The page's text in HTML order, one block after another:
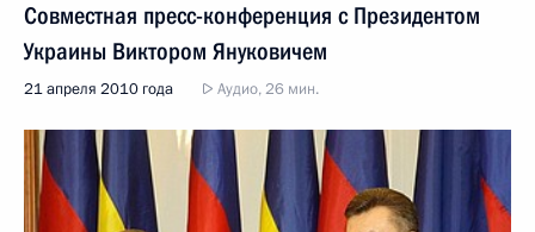
Совместная пресс-конференция с Президентом
Украины Виктором Януковичем
21 апреля 2010 года Аудио, 26 мин.